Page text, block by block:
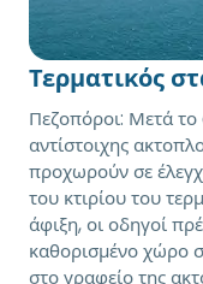
Τερματικός
Πεζοπόροι: Μετά
αντίστοιχης
προχωρούν σε
του κτιρίου του
άφιξη, οι οδηγοί
καθορισμένο χώρο
στο γραφείο της